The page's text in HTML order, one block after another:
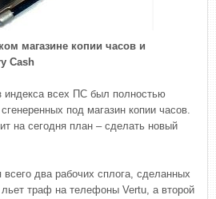
магазине копии часов и
Cash
индекса всех ПС был полностью
под магазин копии часов.
на сегодня план – сделать новый
два рабочих сплога, сделанных
льет траф на телефоны Vertu, а второй